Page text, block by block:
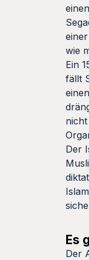
wie
Ein
fällt
Der
Es
Der